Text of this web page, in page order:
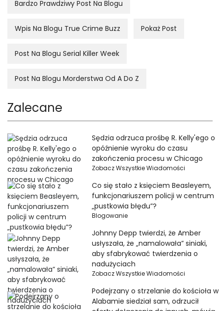
Bardzo Prawdziwy Post Na Blogu
Wpis Na Blogu True Crime Buzz Pokaż Post
Post Na Blogu Serial Killer Week
Post Na Blogu Morderstwa Od A Do Z
Zalecane
Sędzia odrzuca prośbę R. Kelly'ego o
opóźnienie wyroku do czasu
zakończenia procesu w Chicago
Zobacz Wszystkie Wiadomości
Co się stało z księciem Beasleyem,
funkcjonariuszem policji w centrum
„pustkowia błędu”?
Blogowanie
Johnny Depp twierdzi, że Amber
usłyszała, że ​​„namalowała” siniaki,
aby sfabrykować twierdzenia o
nadużyciach
Zobacz Wszystkie Wiadomości
Podejrzany o strzelanie do kościoła w
Alabamie siedział sam, odrzucił